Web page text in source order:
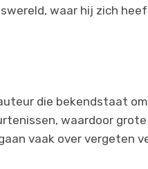
waar hij zich
die bekendstaat
waardoor
vaak over vergeten